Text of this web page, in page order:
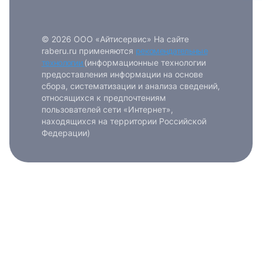
© 2026 ООО «Айтисервис» На сайте
raberu.ru применяются рекомендательные
технологии (информационные технологии
предоставления информации на основе
сбора, систематизации и анализа сведений,
относящихся к предпочтениям
пользователей сети «Интернет»,
находящихся на территории Российской
Федерации)